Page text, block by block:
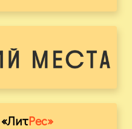
«ЛитРес»